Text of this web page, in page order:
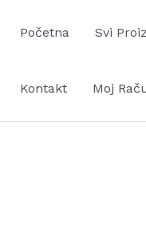
Početna Svi
Kontakt Moj